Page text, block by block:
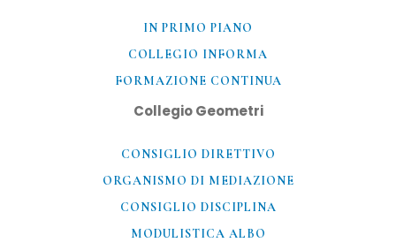
IN PRIMO PIANO
COLLEGIO INFORMA
FORMAZIONE CONTINUA
Collegio Geometri
CONSIGLIO DIRETTIVO
ORGANISMO DI MEDIAZIONE
CONSIGLIO DISCIPLINA
MODULISTICA ALBO